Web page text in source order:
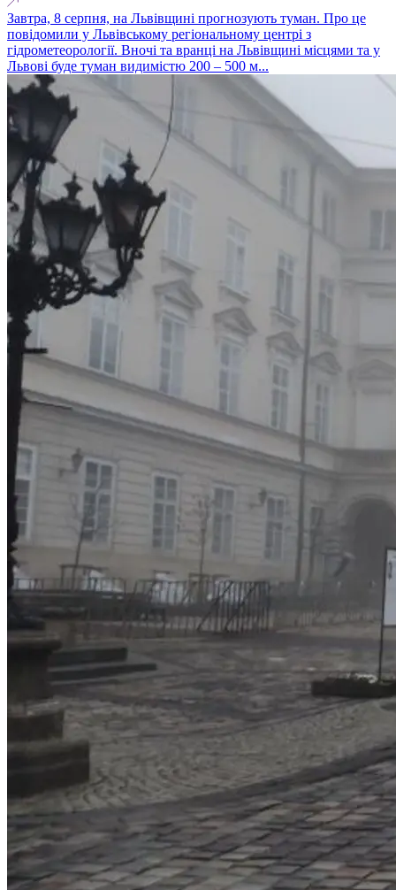
Завтра, 8 серпня, на Львівщині прогнозують туман. Про це
повідомили у Львівському регіональному центрі з
гідрометеорології. Вночі та вранці на Львівщині місцями та у
Львові буде туман видимістю 200 – 500 м...